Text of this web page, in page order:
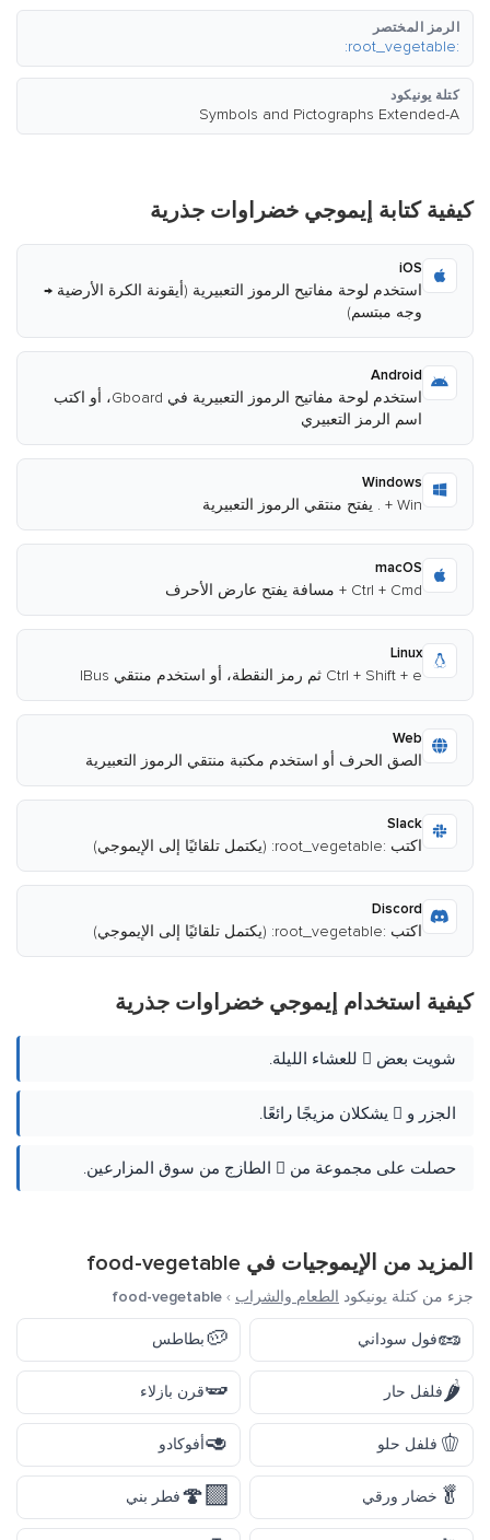
الرمز المختصر
:root_vegetable:
كتلة يونيكود
Symbols and Pictographs Extended-A
كيفية كتابة إيموجي خضراوات جذرية
iOS
استخدم لوحة مفاتيح الرموز التعبيرية (أيقونة الكرة الأرضية →
وجه مبتسم)
Android
استخدم لوحة مفاتيح الرموز التعبيرية في Gboard، أو اكتب
اسم الرمز التعبيري
Windows
Win + . يفتح منتقي الرموز التعبيرية
macOS
Ctrl + Cmd + مسافة يفتح عارض الأحرف
Linux
Ctrl + Shift + e ثم رمز النقطة، أو استخدم منتقي IBus
Web
الصق الحرف أو استخدم مكتبة منتقي الرموز التعبيرية
Slack
اكتب :root_vegetable: (يكتمل تلقائيًا إلى الإيموجي)
Discord
اكتب :root_vegetable: (يكتمل تلقائيًا إلى الإيموجي)
كيفية استخدام إيموجي خضراوات جذرية
شويت بعض 🫜 للعشاء الليلة.
الجزر و 🫜 يشكلان مزيجًا رائعًا.
حصلت على مجموعة من 🫜 الطازج من سوق المزارعين.
المزيد من الإيموجيات في food-vegetable
جزء من كتلة يونيكود الطعام والشراب ›
food-vegetable
🥜فول سوداني 🥔بطاطس
🌶️فلفل حار 🫛قرن بازلاء
🫑 فلفل حلو 🥑أفوكادو
🥬 خضار ورقي 🍄‍🟫فطر بني